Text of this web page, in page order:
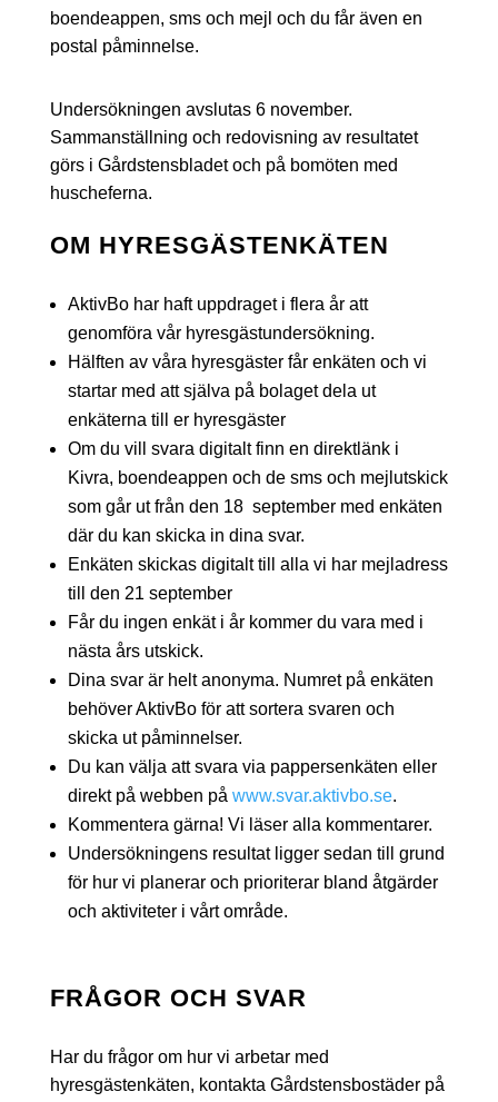
boendeappen, sms och mejl och du får även en
postal påminnelse.
Undersökningen avslutas 6 november.
Sammanställning och redovisning av resultatet
görs i Gårdstensbladet och på bomöten med
huscheferna.
OM HYRESGÄSTENKÄTEN
AktivBo har haft uppdraget i flera år att
genomföra vår hyresgästundersökning.
Hälften av våra hyresgäster får enkäten och vi
startar med att själva på bolaget dela ut
enkäterna till er hyresgäster
Om du vill svara digitalt finn en direktlänk i
Kivra, boendeappen och de sms och mejlutskick
som går ut från den 18 september med enkäten
där du kan skicka in dina svar.
Enkäten skickas digitalt till alla vi har mejladress
till den 21 september
Får du ingen enkät i år kommer du vara med i
nästa års utskick.
Dina svar är helt anonyma. Numret på enkäten
behöver AktivBo för att sortera svaren och
skicka ut påminnelser.
Du kan välja att svara via pappersenkäten eller
direkt på webben på www.svar.aktivbo.se.
Kommentera gärna! Vi läser alla kommentarer.
Undersökningens resultat ligger sedan till grund
för hur vi planerar och prioriterar bland åtgärder
och aktiviteter i vårt område.
FRÅGOR OCH SVAR
Har du frågor om hur vi arbetar med
hyresgästenkäten, kontakta Gårdstensbostäder på